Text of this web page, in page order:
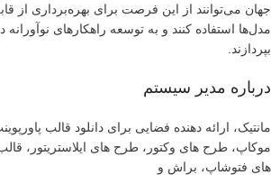
جهان می‌توانند از این فرصت برای بهره‌برداری از
مدل‌ها استفاده کنند و به توسعه راهکارهای
بپردازند.
درباره مدیر سیستم
مانتیک، ارائه دهنده فضایی برای دانلود قالب
موکاپ، طرح های وکتور، طرح های ایلاستریتور،
های فتوشاپ، براش و